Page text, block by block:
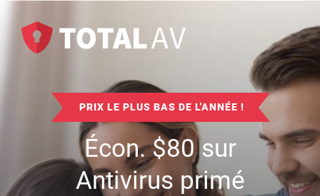
PRIX LE PLUS BAS DE L'ANNÉE !
Écon.$80sur
Antivirus primé